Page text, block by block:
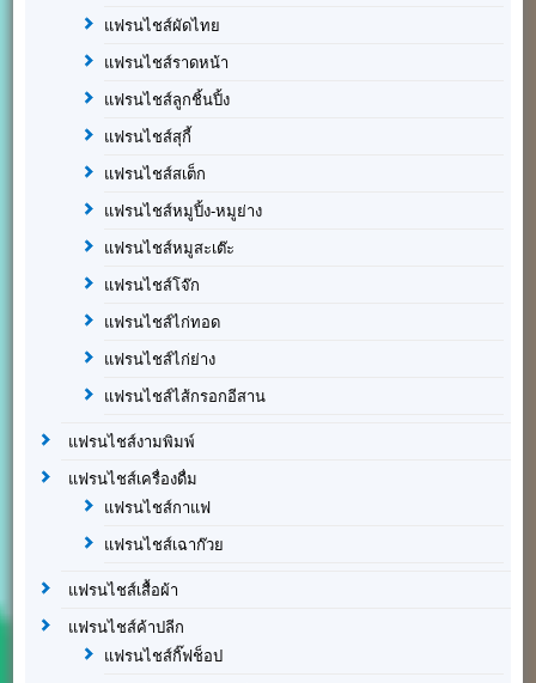
แฟรนไชส์ผัดไทย
แฟรนไชส์ราดหน้า
แฟรนไชส์ลูกชิ้นปิ้ง
แฟรนไชส์สุกี้
แฟรนไชส์สเต็ก
แฟรนไชส์หมูปิ้ง-หมูย่าง
แฟรนไชส์หมูสะเต๊ะ
แฟรนไชส์โจ๊ก
แฟรนไชส์ไก่ทอด
แฟรนไชส์ไก่ย่าง
แฟรนไชส์ไส้กรอกอีสาน
แฟรนไชส์งามพิมพ์
แฟรนไชส์เครื่องดื่ม
แฟรนไชส์กาแฟ
แฟรนไชส์เฉาก๊วย
แฟรนไชส์เสื้อผ้า
แฟรนไชส์ค้าปลีก
แฟรนไชส์กิ๊ฟช็อป